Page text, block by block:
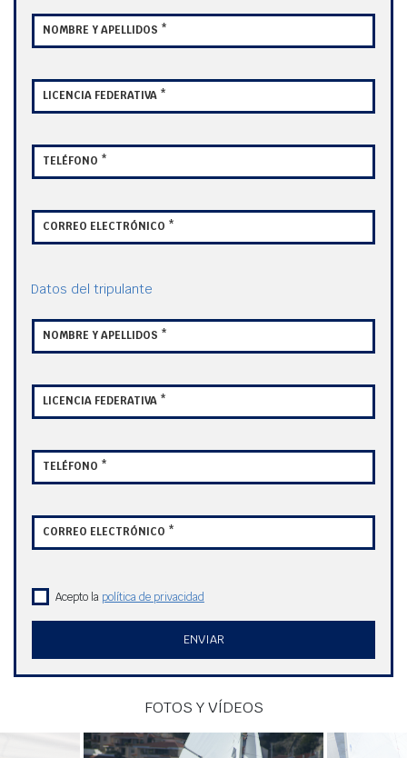
NOMBRE Y APELLIDOS *
LICENCIA FEDERATIVA *
TELÉFONO *
CORREO ELECTRÓNICO *
Datos del tripulante
NOMBRE Y APELLIDOS *
LICENCIA FEDERATIVA *
TELÉFONO *
CORREO ELECTRÓNICO *
Acepto la política de privacidad
ENVIAR
FOTOS Y VÍDEOS